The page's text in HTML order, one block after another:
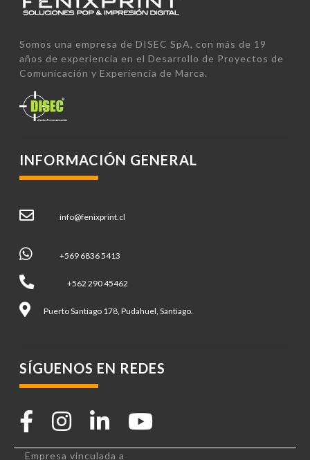
Somos una empresa de DISEC SpA, con más de 19
años de experiencia en el Desarrollo de Proyectos de
Comunicación y Experiencia de Marca.
INFORMACIÓN GENERAL
info@fenixprint.cl
+569 6836 5413
+562 290 45462
Puerto Santiago 178, Pudahuel, Santiago.
SÍGUENOS EN REDES
Empresa vinculada a